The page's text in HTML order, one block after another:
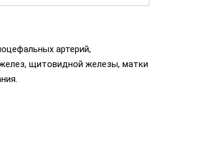
артерий,
щитовидной железы, матки